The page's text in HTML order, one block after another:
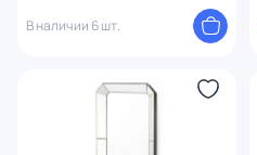
В наличии 6 шт.